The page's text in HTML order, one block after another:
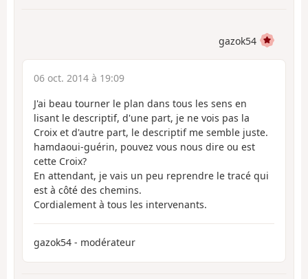
gazok54
06 oct. 2014 à 19:09
J'ai beau tourner le plan dans tous les sens en
lisant le descriptif, d'une part, je ne vois pas la
Croix et d'autre part, le descriptif me semble juste.
hamdaoui-guérin, pouvez vous nous dire ou est
cette Croix?
En attendant, je vais un peu reprendre le tracé qui
est à côté des chemins.
Cordialement à tous les intervenants.
gazok54 - modérateur